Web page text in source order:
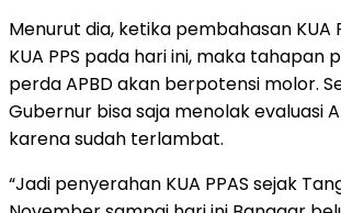
Menurut dia, ketika pembahasan KUA
KUA PPS pada hari ini, maka tahapan
perda APBD akan berpotensi molor.
Gubernur bisa saja menolak evaluasi
karena sudah terlambat.
“Jadi penyerahan KUA PPAS sejak